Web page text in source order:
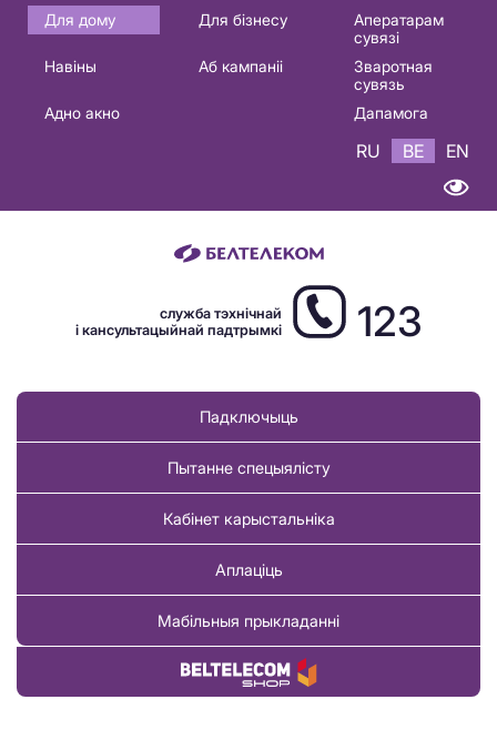
Основная
навигация
Для дому Для бізнесу
Аператарам
сувязі
Навіны
Аб кампаніі
Зваротная
сувязь
Адно акно
Дапамога
RU BE EN
служба тэхнічнай
і кансультацыйнай падтрымкі
123
Падключыць
Пытанне спецыялісту
Кабінет карыстальніка
Аплаціць
Мабільныя прыкладанні
Купіць тавар